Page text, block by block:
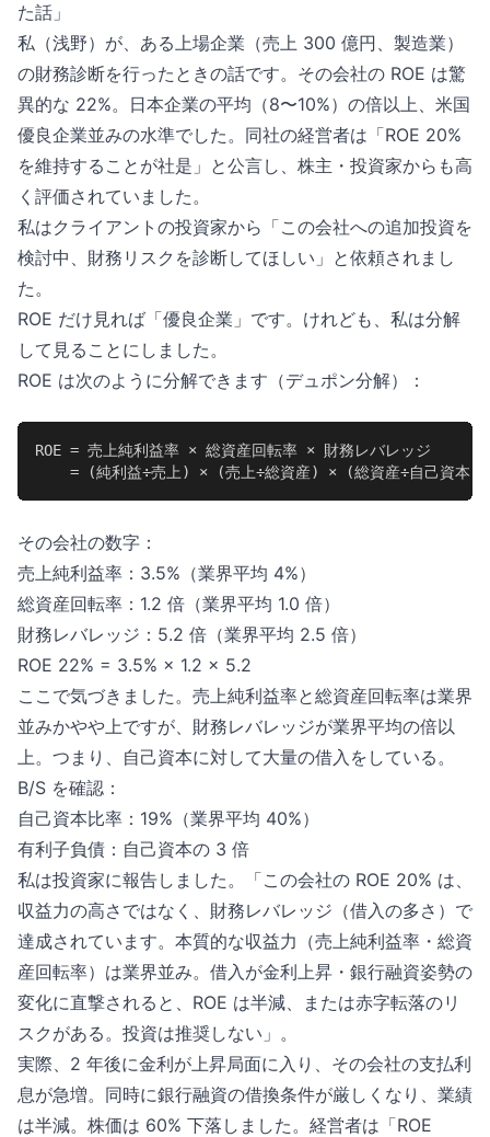
た話」
私（浅野）が、ある上場企業（売上 300 億円、製造業）
の財務診断を行ったときの話です。その会社の ROE は驚
異的な 22%。日本企業の平均（8〜10%）の倍以上、米国
優良企業並みの水準でした。同社の経営者は「ROE 20%
を維持することが社是」と公言し、株主・投資家からも高
く評価されていました。
私はクライアントの投資家から「この会社への追加投資を
検討中、財務リスクを診断してほしい」と依頼されまし
た。
ROE だけ見れば「優良企業」です。けれども、私は分解
して見ることにしました。
ROE は次のように分解できます（デュポン分解）：
ROE = 売上純利益率 × 総資産回転率 × 財務レバレッジ
    = (純利益÷売上) × (売上÷総資産) × (総資産÷自己資本)
その会社の数字：
売上純利益率：3.5%（業界平均 4%）
総資産回転率：1.2 倍（業界平均 1.0 倍）
財務レバレッジ：5.2 倍（業界平均 2.5 倍）
ROE 22% = 3.5% × 1.2 × 5.2
ここで気づきました。売上純利益率と総資産回転率は業界
並みかやや上ですが、財務レバレッジが業界平均の倍以
上。つまり、自己資本に対して大量の借入をしている。
B/S を確認：
自己資本比率：19%（業界平均 40%）
有利子負債：自己資本の 3 倍
私は投資家に報告しました。「この会社の ROE 20% は、
収益力の高さではなく、財務レバレッジ（借入の多さ）で
達成されています。本質的な収益力（売上純利益率・総資
産回転率）は業界並み。借入が金利上昇・銀行融資姿勢の
変化に直撃されると、ROE は半減、または赤字転落のリ
スクがある。投資は推奨しない」。
実際、2 年後に金利が上昇局面に入り、その会社の支払利
息が急増。同時に銀行融資の借換条件が厳しくなり、業績
は半減。株価は 60% 下落しました。経営者は「ROE